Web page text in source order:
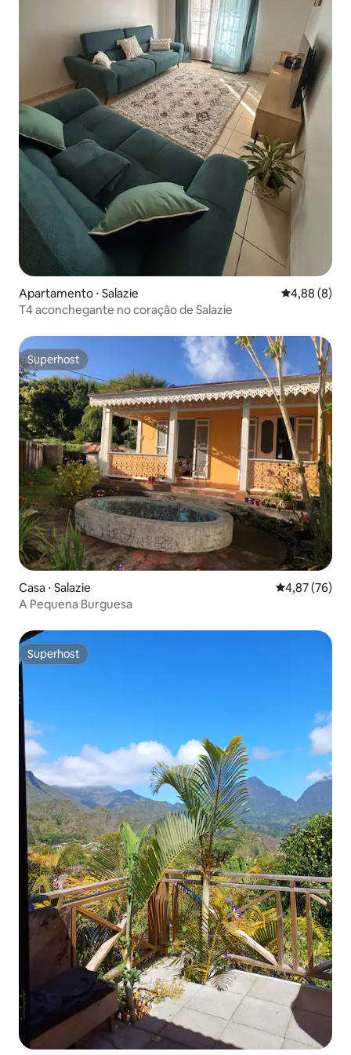
Apartamento ⋅ Salazie 4,88 de uma
4,88 (8)
T4 aconchegante no coração de Salazie
Superhost
Superhost
Casa ⋅ Salazie 4,87 de uma
4,87 (76)
A Pequena Burguesa
Superhost
Superhost